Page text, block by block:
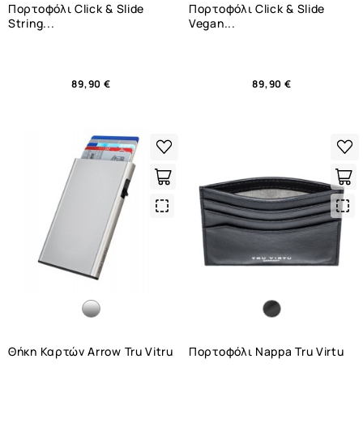
Πορτοφόλι Click & Slide
String...
89,90 €
Πορτοφόλι Click & Slide
Vegan...
89,90 €
Θήκη Καρτών Arrow Tru Vitru
Quick
Πορτοφόλι Nappa Tru Virtu